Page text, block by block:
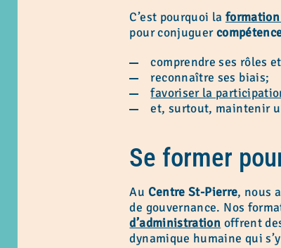
C’est pourquoi la
pour conjuguer
comprendre ses rôles
reconnaître ses biais;
favoriser la
et, surtout, maintenir
Se former
Au Centre St-Pierre, nous
de gouvernance. Nos
d’administration offrent
dynamique humaine qui